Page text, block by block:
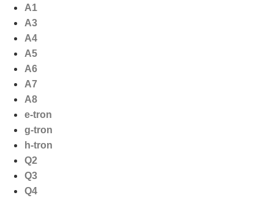
naar
inhoud
A1
A3
A4
A5
A6
A7
A8
e-tron
g-tron
h-tron
Q2
Q3
Q4